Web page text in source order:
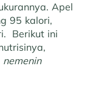
Apel
95 kalori,
Berikut ini
nemenin